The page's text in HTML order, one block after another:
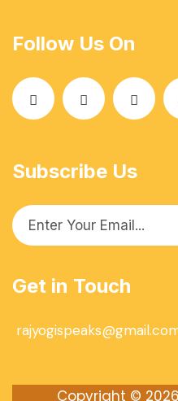
Follow Us On
Subscribe Us
Get in Touch
Copyright © 2026